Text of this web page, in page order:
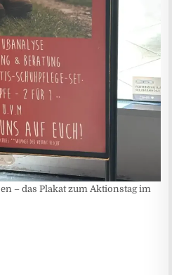
– das Plakat zum Aktionstag im